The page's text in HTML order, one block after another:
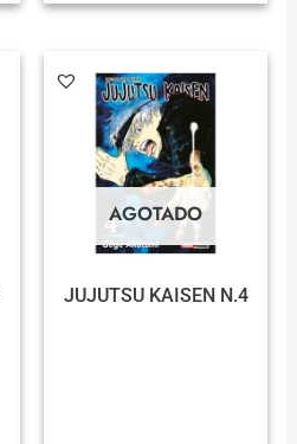
AGOTADO
JUJUTSU KAISEN N.4